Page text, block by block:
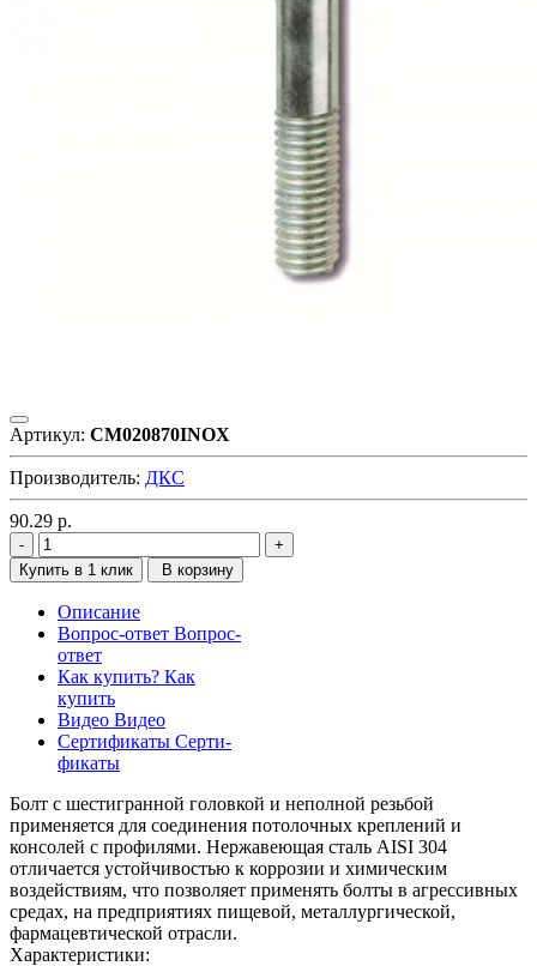
Артикул: CM020870INOX
Производитель: ДКС
90.29 р.
Купить в 1 клик В корзину
Описание
Вопрос-ответ Вопрос-
ответ
Как купить? Как
купить
Видео Видео
Сертификаты Серти-
фикаты
Болт с шестигранной головкой и неполной резьбой
применяется для соединения потолочных креплений и
консолей с профилями. Нержавеющая сталь AISI 304
отличается устойчивостью к коррозии и химическим
воздействиям, что позволяет применять болты в агрессивных
средах, на предприятиях пищевой, металлургической,
фармацевтической отрасли.
Характеристики: